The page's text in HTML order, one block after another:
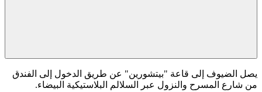
يصل الضيوف إلى قاعة "بيتشورين" عن طريق الدخول إلى الفندق
من شارع المسرح والنزول عبر السلالم البلاستيكية البيضاء.